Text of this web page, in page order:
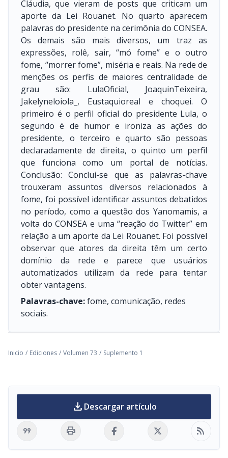
Cláudia, que vieram de posts que criticam um
aporte da Lei Rouanet. No quarto aparecem
palavras do presidente na cerimônia do CONSEA.
Os demais são mais diversos, um traz as
expressões, rolê, sair, “mó fome” e o outro
fome, “morrer fome”, miséria e reais. Na rede de
menções os perfis de maiores centralidade de
grau são: LulaOficial, JoaquinTeixeira,
Jakelyneloiola_, Eustaquioreal e choquei. O
primeiro é o perfil oficial do presidente Lula, o
segundo é de humor e ironiza as ações do
presidente, o terceiro e quarto são pessoas
declaradamente de direita, o quinto um perfil
que funciona como um portal de notícias.
Conclusão: Conclui-se que as palavras-chave
trouxeram assuntos diversos relacionados à
fome, foi possível identificar assuntos debatidos
no período, como a questão dos Yanomamis, a
volta do CONSEA e uma “reação do Twitter” em
relação a um aporte da Lei Rouanet. Foi possível
observar que atores da direita têm um certo
domínio da rede e parece que usuários
automatizados utilizam da rede para tentar
obter vantagens.
Palavras-chave:fome, comunicação, redes
sociais.
Inicio / Ediciones / Volumen 73 / Suplemento 1
download Descargar artículo
format_quote print rss_feed